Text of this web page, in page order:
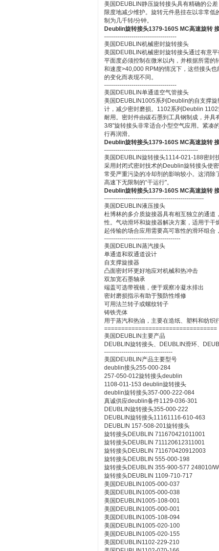
美国DEUBLIN静压旋转接头具有精确的公
限度地减少维护。旋转元件悬挂在以非常
制为几千转/分钟。
Deublin旋转接头1379-160S MC高速旋转
-------------------------------------
美国DEUBLIN机械密封旋转接头
美国DEUBLIN机械密封旋转接头通过有意
平面度必须控制在微米以内，并根据所需
和速度>40,000 RPM的情况下，这些接头
的变化而表现不同。
-------------------------------------
美国DEUBLIN单通道空气管接头
美国DEUBLIN1005系列Deublin的自支撑
计，减少密封磨损。1102系列Deublin
耐用。密封件由碳石墨到工具钢制成，并
3/8"旋转接头非常适合小型空气应用。紧凑
行再润滑。
Deublin旋转接头1379-160S MC高速旋转
------------------------------------------------
美国DEUBLIN旋转接头1114-021-188密封
采用封闭式密封技术的Deublin旋转接头使
常受严重污染的冷却剂的影响较小。这消
高速下无限制的“干运行"。
Deublin旋转接头1379-160S MC高速旋转
---------------------------------------------------
美国DEUBLIN液压接头
杜博林的多介质旋接器具有相互独立的通
性。气动滑环和旋接器解决方案，适用于
起传输的场合应用需要高可靠性的滑环组
---------------------------------------
美国DEUBLIN蒸汽接头
单通道和双通道设计
自支撑旋接器
凸面密封环更好地应对机械和热冲击
双加宽石墨轴承
端盖可选带视镜，便于观察冷凝水排出
密封磨损指示有助于预防性维修
可用法兰转子或螺纹转子
铸铁壳体
用于蒸汽和热油，主要在造纸、塑料和纺织
=================================
美国DEUBLIN主要产品
DEUBLIN旋转接头、DEUBLIN滑环、
-----------------------------------
美国DEUBLIN产品主要型号
deublin接头255-000-284
257-050-012旋转接头deublin
1108-011-153 deublin旋转接头
deublin旋转接头357-000-222-084
真诚供应deublin备件1129-036-301
DEUBLIN旋转接头355-000-222
DEUBLIN旋转接头11161116-610-463
DEUBLIN 157-508-201旋转接头
旋转接头DEUBLIN 711670421011001
旋转接头DEUBLIN 711120612311001
旋转接头DEUBLIN 711670420912003
旋转接头DEUBLIN 555-000-198
旋转接头DEUBLIN 355-900-577 248010/
旋转接头DEUBLIN 1109-710-717
美国DEUBLIN1005-000-037
美国DEUBLIN1005-000-038
美国DEUBLIN1005-108-001
美国DEUBLIN1005-000-001
美国DEUBLIN1005-108-094
美国DEUBLIN1005-020-100
美国DEUBLIN1005-020-155
美国DEUBLIN1102-229-210